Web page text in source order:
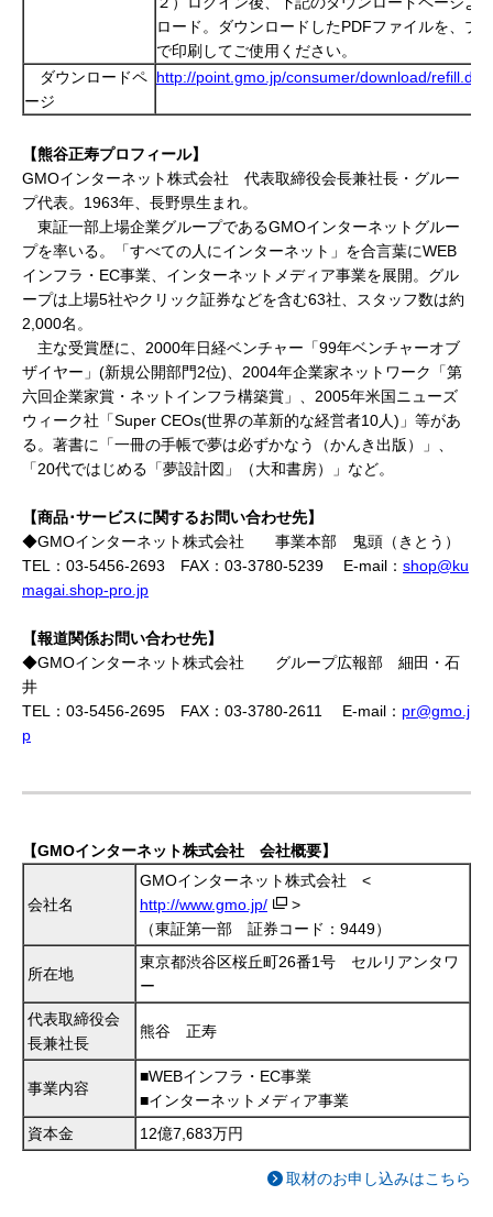
ロード。ダウンロードしたPDFファイルを、プ
で印刷してご使用ください。
ダウンロードペ
ージ
http://point.gmo.jp/consumer/download/refill.do
【熊谷正寿プロフィール】
GMOインターネット株式会社 代表取締役会長兼社長・グルー
プ代表。1963年、長野県生まれ。
東証一部上場企業グループであるGMOインターネットグルー
プを率いる。「すべての人にインターネット」を合言葉にWEB
インフラ・EC事業、インターネットメディア事業を展開。 グル
ープは上場5社やクリック証券などを含む63社、スタッフ数は約
2,000名。
主な受賞歴に、2000年日経ベンチャー「99年ベンチャーオブ
ザイヤー」(新規公開部門2位)、2004年企業家ネットワーク「第
六回企業家賞・ネットインフラ構築賞」、2005年米国ニューズ
ウィーク社「Super CEOs(世界の革新的な経営者10人)」等があ
る。著書に「一冊の手帳で夢は必ずかなう（かんき出版）」、
「20代ではじめる「夢設計図」（大和書房）」など。
【商品･サービスに関するお問い合わせ先】
◆GMOインターネット株式会社 事業本部 鬼頭（きとう）
TEL：03-5456-2693 FAX：03-3780-5239 E-mail： shop@ku
magai.shop-pro.jp
【報道関係お問い合わせ先】
◆GMOインターネット株式会社 グループ広報部 細田・石
井
TEL：03-5456-2695 FAX：03-3780-2611 E-mail： pr@gmo.j
p
【GMOインターネット株式会社 会社概要】
会社名
GMOインターネット株式会社 <
http://www.gmo.jp/
>
（東証第一部 証券コード：9449）
所在地
東京都渋谷区桜丘町26番1号 セルリアンタワ
ー
代表取締役会
長兼社長
熊谷 正寿
事業内容
■WEBインフラ・EC事業
■インターネットメディア事業
資本金
12億7,683万円
取材のお申し込みはこちら